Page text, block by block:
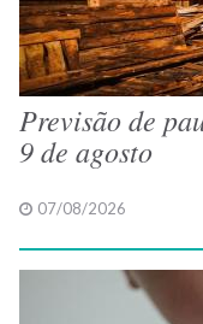
Previsão de
9 de agosto
07/08/2026